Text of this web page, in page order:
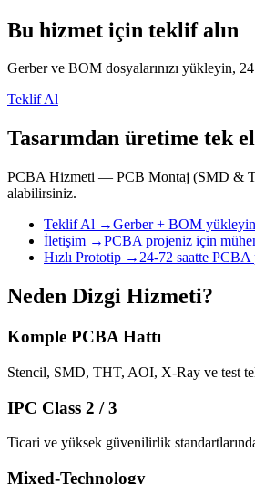
Bu hizmet için teklif alın
Gerber ve BOM dosyalarınızı yükleyin,
Teklif Al
Tasarımdan üretime tek
PCBA Hizmeti — PCB Montaj (SMD &
alabilirsiniz.
Teklif Al →Gerber + BOM
İletişim →PCBA projeniz için
Hızlı Prototip → 24-72 saatte PCBA
Neden Dizgi Hizmeti?
Komple PCBA Hattı
Stencil, SMD, THT, AOI, X-Ray ve test
IPC Class 2 / 3
Ticari ve yüksek güvenilirlik
Mixed-Technology